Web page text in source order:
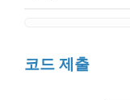
코드 제출